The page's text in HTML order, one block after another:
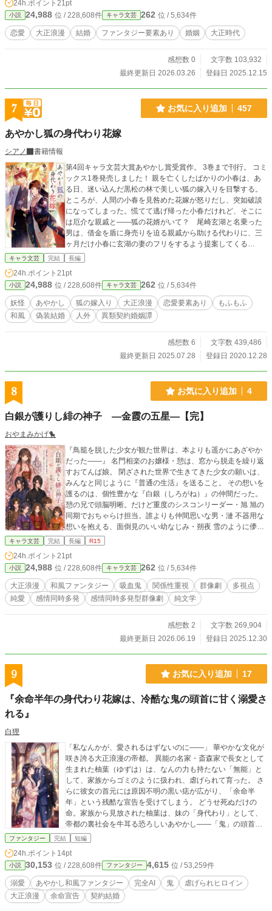
24h.ポイント 21pt
小説 24,988 位 / 228,608件 キャラ文芸 262 位 / 5,634件
恋愛 大正浪漫 結婚 ファンタジー要素あり 婚姻 大正時代
感想数 0
文字数 103,932
最終更新日 2026.03.26
登録日 2025.12.15
7 お気に入り追加 457
あやかし狐の身代わり花嫁
シアノ
書籍情報
第4回キャラ文芸大賞あやかし賞受賞作。 3巻まで刊行。 コミ
ックス1巻発売しました！ 親を亡くしたばかりの小春は、あ
る日、迷い込んだ黒松の林で美しい狐の嫁入りを目撃する。
ところが、人間の小春を見咎めた花嫁が怒りだし、突如破談
になってしまった。慌てて逃げ帰った小春だけれど、そこに
は厄介な親戚と――狐の花婿がいて？ 尾崎玄湖と名乗った
男は、借金を盾に身売りを迫る親戚から助ける代わりに、三
ヶ月だけ小春に玄湖の妻のフリをするよう提案してくる
が……!? 妖だらけの不思議な屋敷で、かりそめ夫婦が紡ぎ
キャラ文芸 完結 長編
24h.ポイント 21pt
小説 24,988 位 / 228,608件 キャラ文芸 262 位 / 5,634件
妖怪 あやかし 狐の嫁入り 大正浪漫 恋愛要素あり
もふもふ
和風
偽装結婚 人外 異類契約婚姻譚
感想数 6
文字数 439,486
最終更新日 2025.07.28
登録日 2020.12.28
8 お気に入り追加 4
白銀が護りし緋の神子 ―金霞の五星―【完】
おやまみかげ🐤
『鳥籠を脱した少女が観た世界は、本よりも遥かにあざやか
だった――』 名門相楽のお嬢様・憩は、窓から脱走を繰り返
すおてんば娘。 閉ざされた世界で生きてきた少女の願いは、
みんなと同じように『普通の生活』を送ること。 その想いを
護るのは、個性豊かな『白銀（しろがね）』の仲間だった。
憩の兄で頭脳明晰。だけど重度のシスコンリーダー・旭 旭の
同期でおちゃらけ担当。誰よりも仲間思いな男・漣 不器用な
想いを抱える、面倒見のいい幼なじみ・朔夜 雪のように儚い
美青年。だけどどこか影のある・千歳 憩はこの４人とともに
を救うのか。 そして、何を選ぶのか――。 任務を通して、５
人の関係性は変化していく。 少女が持つ金色の宿命を、運命
に変えるために――。 ※ 当シリーズは、その瞬間に最も感情
が動いた人物を描くため、1話内で意図的に視点が切り替わり
ます。 ＊総集編から３分で第３折をお読みいただけます＊
キャラ文芸 完結 長編 R15
24h.ポイント 21pt
小説 24,988 位 / 228,608件 キャラ文芸 262 位 / 5,634件
大正浪漫 和風ファンタジー 吸血鬼 関係性重視 群像劇
多視点
純愛
感情同時多発 感情同時多発型群像劇 純文学
感想数 2
文字数 269,904
最終更新日 2026.06.19
登録日 2025.12.30
9 お気に入り追加 17
『余命半年の身代わり花嫁は、冷酷な鬼の頭首に甘く溺愛さ
れる』
白狸
「私なんかが、愛されるはずないのに――」 ​華やかな文化が
咲き誇る大正浪漫の帝都。 異能の名家・斎森家で長女として
生まれた柚葉（ゆずは）は、なんの力も持たない「無能」と
して、家族からゴミのように扱われ、虐げられて育った。 さ
らに彼女の首元には原因不明の黒い痣が広がり、「余命半
年」という残酷な宣告を受けてしまう。 ​どうせ死ぬだけの
命。家族から見放された柚葉は、妹の「身代わり」として、
帝都の裏社会を牛耳る恐ろしいあやかし――「鬼」の頭首の
もとへ生贄として嫁がされることになる。実家からは離縁状
け物に食べられるか。 絶望して足を踏み入れた豪奢な洋館で
待っていたのは、噂とは全く違う、息を呑むほど美しい銀髪
の青年・久遠 黎明（くおん れいめい）だった。 ​「君の命が
尽きるその日まで、私の『飾り』としての妻でいてくれれば
いい」 ​冷酷な化け物だという噂はどこへやら。黎明は柚葉に
ファンタジー 完結 短編
24h.ポイント 14pt
小説 30,153 位 / 228,608件 ファンタジー 4,615 位 / 53,259件
溺愛 あやかし和風ファンタジー 完全AI 鬼
虐げられヒロイン
大正浪漫
余命宣告 契約結婚